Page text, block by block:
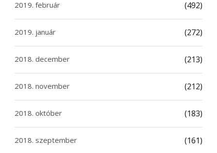
2019. február (492)
2019. január (272)
2018. december (213)
2018. november (212)
2018. október (183)
2018. szeptember (161)